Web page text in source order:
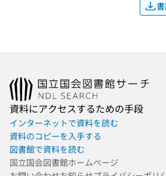
資料にアクセスするための手段
インターネットで資料を読む
資料のコピーを入手する
図書館で資料を読む
国立国会図書館ホームページ